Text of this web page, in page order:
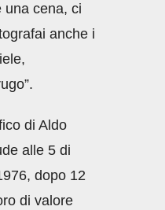
una cena, ci
anche i
di Aldo
alle 5 di
dopo 12
di valore